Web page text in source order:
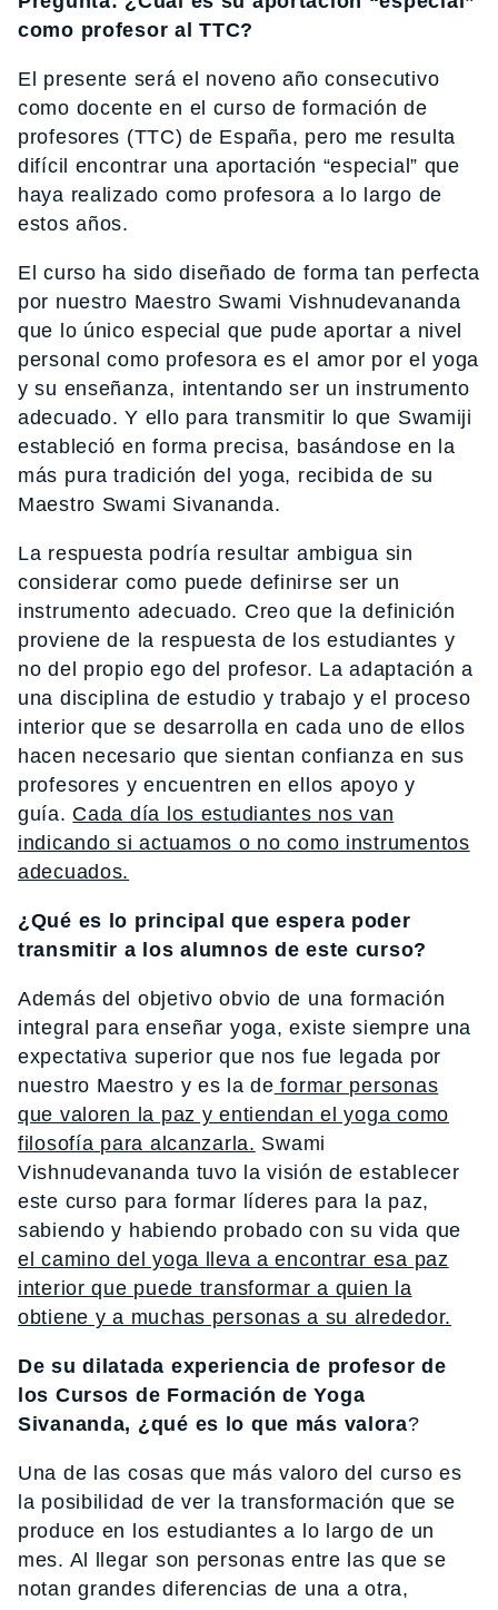
como profesor al TTC?
El presente será el noveno año consecutivo
como docente en el curso de formación de
profesores (TTC) de España, pero me resulta
difícil encontrar una aportación “especial” que
haya realizado como profesora a lo largo de
estos años.
El curso ha sido diseñado de forma tan perfecta
por nuestro Maestro Swami Vishnudevananda
que lo único especial que pude aportar a nivel
personal como profesora es el amor por el yoga
y su enseñanza, intentando ser un instrumento
adecuado. Y ello para transmitir lo que Swamiji
estableció en forma precisa, basándose en la
más pura tradición del yoga, recibida de su
Maestro Swami Sivananda.
La respuesta podría resultar ambigua sin
considerar como puede definirse ser un
instrumento adecuado. Creo que la definición
proviene de la respuesta de los estudiantes y
no del propio ego del profesor. La adaptación a
una disciplina de estudio y trabajo y el proceso
interior que se desarrolla en cada uno de ellos
hacen necesario que sientan confianza en sus
profesores y encuentren en ellos apoyo y
guía. Cada día los estudiantes nos van
indicando si actuamos o no como instrumentos
adecuados.
¿Qué es lo principal que espera poder
transmitir a los alumnos de este curso?
Además del objetivo obvio de una formación
integral para enseñar yoga, existe siempre una
expectativa superior que nos fue legada por
nuestro Maestro y es la de formar personas
que valoren la paz y entiendan el yoga como
filosofía para alcanzarla. Swami
Vishnudevananda tuvo la visión de establecer
este curso para formar líderes para la paz,
sabiendo y habiendo probado con su vida que
el camino del yoga lleva a encontrar esa paz
interior que puede transformar a quien la
obtiene y a muchas personas a su alrededor.
De su dilatada experiencia de profesor de
los Cursos de Formación de Yoga
Sivananda, ¿qué es lo que más valora?
Una de las cosas que más valoro del curso es
la posibilidad de ver la transformación que se
produce en los estudiantes a lo largo de un
mes. Al llegar son personas entre las que se
notan grandes diferencias de una a otra,